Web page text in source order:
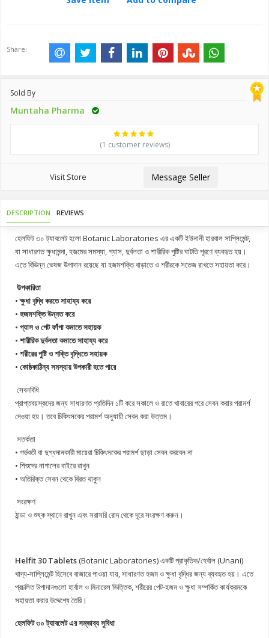
Share:
Sold By
Muntaha Pharma
(1 customer reviews)
Visit Store Message Seller
DESCRIPTION REVIEWS
হেলফিট ৩০ ট্যাবলেট হলো Botanic Laboratories এর একটি ইউনানী হারবাল সাপ্লিমেন্ট,
যা সাধারণত ক্ষুধামন্দা, হজমের সমস্যা, গ্যাস, দুর্বলতা ও শারীরিক পুষ্টির ঘাটতি পূরণে ব্যবহৃত হয়।
এতে বিভিন্ন ভেষজ উপাদান রয়েছে যা হজমশক্তি বাড়াতে ও শরীরকে সতেজ রাখতে সহায়তা করে।
উপকারিতা
• ক্ষুধা বৃদ্ধি করতে সাহায্য করে
• হজমশক্তি উন্নত করে
• গ্যাস ও পেট ফাঁপা কমাতে সহায়ক
• শারীরিক দুর্বলতা কমাতে সাহায্য করে
• শরীরের পুষ্টি ও শক্তি বৃদ্ধিতে সহায়ক
• কোষ্ঠকাঠিন্য সমস্যায় উপকারী হতে পারে
সেবনবিধি
প্রাপ্তবয়স্কদের জন্য সাধারণত প্রতিদিন ১টি করে সকালে ও রাতে খাবারের পরে সেবন করার পরামর্শ
দেওয়া হয়। তবে চিকিৎসকের পরামর্শ অনুযায়ী সেবন করা উত্তম।
সতর্কতা
• গর্ভবতী বা দুগ্ধদানকারী মায়েরা চিকিৎসকের পরামর্শ ছাড়া সেবন করবেন না
• শিশুদের নাগালের বাইরে রাখুন
• অতিরিক্ত সেবন থেকে বিরত থাকুন
সংরক্ষণ
ঠান্ডা ও শুষ্ক স্থানে রাখুন এবং সরাসরি রোদ থেকে দূরে সংরক্ষণ করুন।
Helfit 30 Tablets(Botanic Laboratories) একটি প্রাকৃতিক/হের্বাল (Unani)
খাদ্য‐সাপ্লিমেন্ট হিসেবে বাজারে পাওয়া যায়, সাধারণত হজম ও ক্ষুধা বৃদ্ধির জন্য ব্যবহৃত হয়। এতে
প্রচলিত উপাদানগুলো হার্বাল ও মিনারেল ভিত্তিক, শরীরের পেট‐হজম ও ক্ষুধা সম্পর্কিত কার্যক্রমকে
সহায়তা করার উদ্দেশ্যে তৈরি।
হেলফিট ৩০ ট্যাবলেট এর সম্ভাব্য সুবিধা